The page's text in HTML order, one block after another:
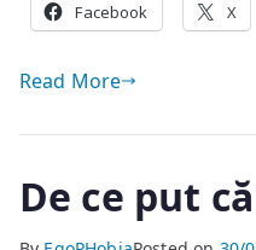
Facebook X
Read More
De ce put